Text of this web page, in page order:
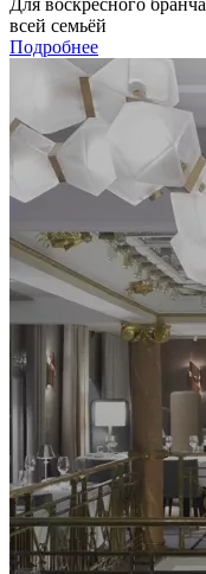
всей семьёй
Подробнее